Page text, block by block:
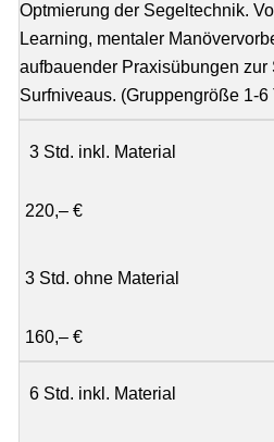
Optmierung der Segeltechnik.
Learning, mentaler
aufbauender Praxisübungen zur
Surfniveaus. (Gruppengröße 1-6
3 Std. inkl. Material
220,– €
3 Std. ohne Material
160,– €
6 Std. inkl. Material